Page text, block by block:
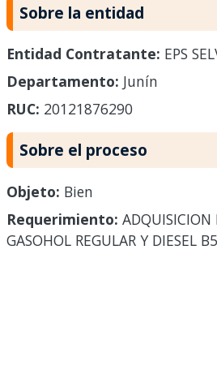
Sobre la entidad
Entidad Contratante: EPS
Departamento: Junín
RUC: 20121876290
Sobre el proceso
Objeto: Bien
Requerimiento: ADQUISICION
GASOHOL REGULAR Y DIESEL